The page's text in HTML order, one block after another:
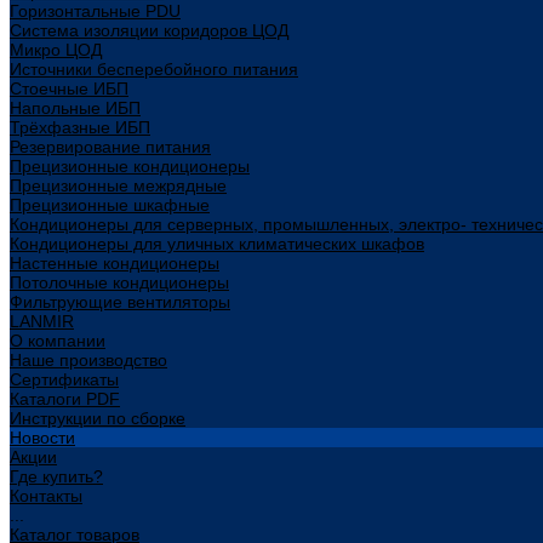
Горизонтальные PDU
Система изоляции коридоров ЦОД
Микро ЦОД
Источники бесперебойного питания
Стоечные ИБП
Напольные ИБП
Трёхфазные ИБП
Резервирование питания
Прецизионные кондиционеры
Прецизионные межрядные
Прецизионные шкафные
Кондиционеры для серверных, промышленных, электро-
Кондиционеры для уличных климатических шкафов
Настенные кондиционеры
Потолочные кондиционеры
Фильтрующие вентиляторы
LANMIR
О компании
Наше производство
Сертификаты
Каталоги PDF
Инструкции по сборке
Новости
Акции
Где купить?
Контакты
Каталог товаров